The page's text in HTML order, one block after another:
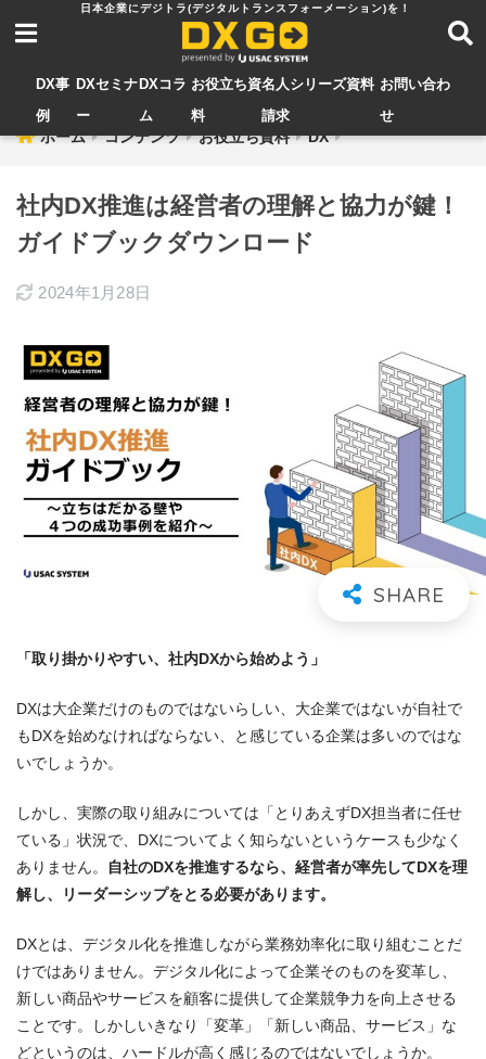
DX事
例
DXセミナ
ー
DXコラ
ム
お役立ち資
料
名人シリーズ資料
請求
お問い合わ
せ
ホーム コンテンツ お役立ち資料 DX
社内DX推進は経営者の理解と協力が鍵！
ガイドブックダウンロード
2024年1月28日
「取り掛かりやすい、社内DXから始めよう」
DXは大企業だけのものではないらしい、大企業ではないが自社で
もDXを始めなければならない、と感じている企業は多いのではな
いでしょうか。
しかし、実際の取り組みについては「とりあえずDX担当者に任せ
ている」状況で、DXについてよく知らないというケースも少なく
ありません。
自社のDXを推進するなら、経営者が率先してDXを理
解し、リーダーシップをとる必要があります。
DXとは、デジタル化を推進しながら業務効率化に取り組むことだ
けではありません。デジタル化によって企業そのものを変革し、
新しい商品やサービスを顧客に提供して企業競争力を向上させる
ことです。しかしいきなり「変革」「新しい商品、サービス」な
どというのは、ハードルが高く感じるのではないでしょうか。